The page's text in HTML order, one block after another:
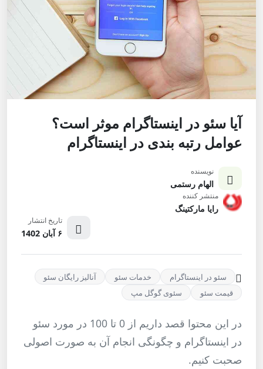
آیا سئو در اینستاگرام موثر است؟
عوامل رتبه بندی در اینستاگرام
نویسنده
الهام رستمی
منتشر کننده
رایا مارکتینگ
تاریخ انتشار
۶ آبان 1402
سئو در اینستاگرام خدمات سئو
آنالیز رایگان سئو
قیمت سئو
سئوی گوگل مپ
در این محتوا قصد داریم از 0 تا 100 در مورد سئو
در اینستاگرام و چگونگی انجام آن به صورت اصولی
صحبت کنیم.